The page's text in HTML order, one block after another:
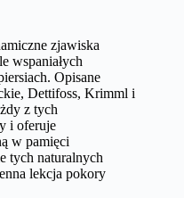
zjawiska
wspaniałych
Opisane
Dettifoss, Krimml i
z tych
i oferuje
w pamięci
tych naturalnych
lekcja pokory